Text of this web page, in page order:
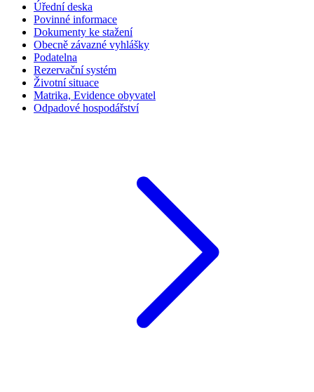
Úřední deska
Povinné informace
Dokumenty ke stažení
Obecně závazné vyhlášky
Podatelna
Rezervační systém
Životní situace
Matrika, Evidence obyvatel
Odpadové hospodářství